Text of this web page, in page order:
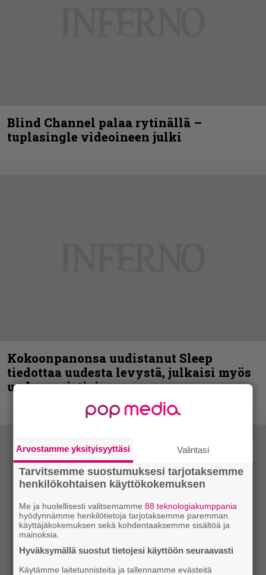
Blind Channel palaa rytinällä –
tuplasingle videoineen julki
Kokoonpanonsa uudistanut Sleep
tiedottaa uudesta levystä, julkaisi myös
uuden maistiaisen
Arvostamme yksityisyyttäsi Valintasi
Tarvitsemme suostumuksesi tarjotaksemme
henkilökohtaisen käyttökokemuksen
Me ja huolellisesti valitsemamme88 teknologiakumppania
hyödynnämme henkilötietoja tarjotaksemme paremman
käyttäjäkokemuksen sekä kohdentaaksemme sisältöä ja
mainoksia.
Hyväksymällä suostut tietojesi käyttöön seuraavasti
Käytämme laitetunnisteita ja tallennamme evästeitä